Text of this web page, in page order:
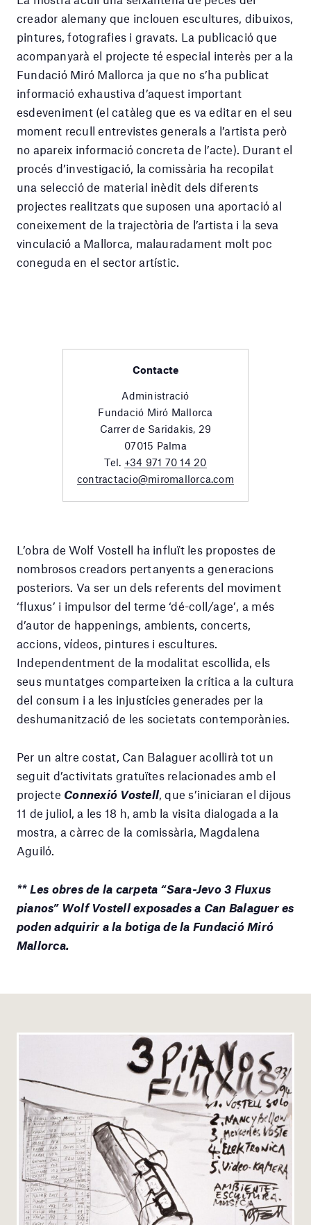
creador alemany que inclouen escultures, dibuixos,
pintures, fotografies i gravats. La publicació que
acompanyarà el projecte té especial interès per a la
Fundació Miró Mallorca ja que no s’ha publicat
informació exhaustiva d’aquest important
esdeveniment (el catàleg que es va editar en el seu
moment recull entrevistes generals a l’artista però
no apareix informació concreta de l’acte). Durant el
procés d’investigació, la comissària ha recopilat
una selecció de material inèdit dels diferents
projectes realitzats que suposen una aportació al
coneixement de la trajectòria de l’artista i la seva
vinculació a Mallorca, malauradament molt poc
coneguda en el sector artístic.
Contacte
Administració
Fundació Miró Mallorca
Carrer de Saridakis, 29
07015 Palma
Tel. +34 971 70 14 20
contractacio@miromallorca.com
L’obra de Wolf Vostell ha influït les propostes de
nombrosos creadors pertanyents a generacions
posteriors. Va ser un dels referents del moviment
‘fluxus’ i impulsor del terme ‘dé-coll/age’, a més
d’autor de happenings, ambients, concerts,
accions, vídeos, pintures i escultures.
Independentment de la modalitat escollida, els
seus muntatges comparteixen la crítica a la cultura
del consum i a les injustícies generades per la
deshumanització de les societats contemporànies.
Per un altre costat, Can Balaguer acollirà tot un
seguit d’activitats gratuïtes relacionades amb el
projecte Connexió Vostell, que s’iniciaran el dijous
11 de juliol, a les 18 h, amb la visita dialogada a la
mostra, a càrrec de la comissària, Magdalena
Aguiló.
** Les obres de la carpeta “Sara-Jevo 3 Fluxus
pianos” Wolf Vostell exposades a Can Balaguer es
poden adquirir a la botiga de la Fundació Miró
Mallorca.